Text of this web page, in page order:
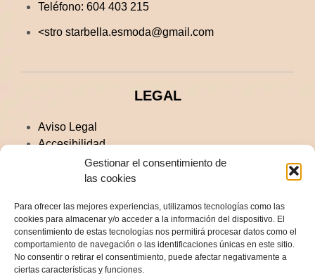
Gestionar el consentimiento de
las cookies
Para ofrecer las mejores experiencias, utilizamos tecnologías como las
cookies para almacenar y/o acceder a la información del dispositivo. El
consentimiento de estas tecnologías nos permitirá procesar datos como el
comportamiento de navegación o las identificaciones únicas en este sitio.
No consentir o retirar el consentimiento, puede afectar negativamente a
ciertas características y funciones.
Teléfono: 604 403 215
<stro starbella.esmoda@gmail.com
LEGAL
Aviso Legal
Accesibilidad
Política de Privacidad
Envíos y Devoluciones
Política de Cookies
Aviso Legal
Accesibilidad